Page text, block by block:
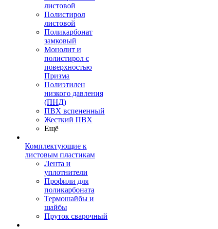
листовой
Полистирол
листовой
Поликарбонат
замковый
Монолит и
полистирол с
поверхностью
Призма
Полиэтилен
низкого давления
(ПНД)
ПВХ вспененный
Жесткий ПВХ
Ещё
Комплектующие к
листовым пластикам
Лента и
уплотнители
Профили для
поликарбоната
Термошайбы и
шайбы
Пруток сварочный